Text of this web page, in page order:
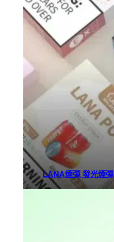
LANA煙彈 發光煙彈